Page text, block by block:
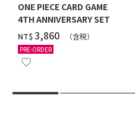
ONE PIECE CARD GAME
4TH ANNIVERSARY SET
NT$‌3,860 （含税）
PRE-ORDER